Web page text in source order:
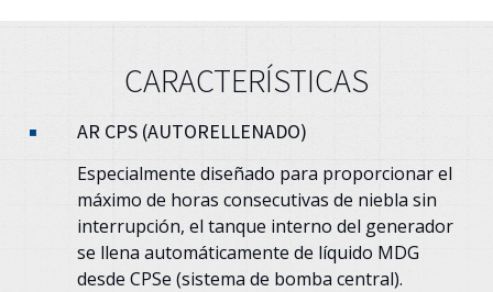
CARACTERÍSTICAS
AR CPS (AUTORELLENADO)
Especialmente diseñado para proporcionar el
máximo de horas consecutivas de niebla sin
interrupción, el tanque interno del generador
se llena automáticamente de líquido MDG
desde CPSe (sistema de bomba central).